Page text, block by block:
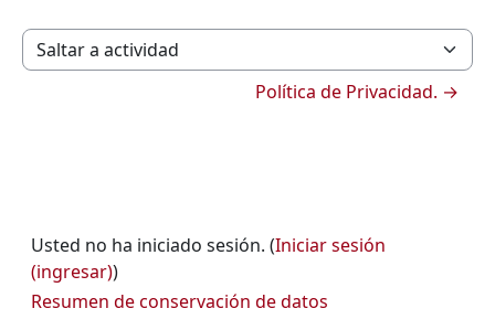
Saltar a actividad
Política de Privacidad. →
Usted no ha iniciado sesión. (Iniciar sesión
(ingresar))
Resumen de conservación de datos